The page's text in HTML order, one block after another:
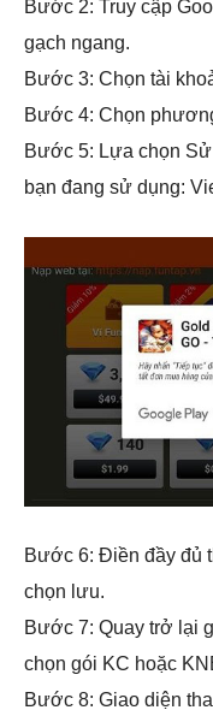
Bước 2: Truy cập
gạch ngang.
Bước 3: Chọn tài
Bước 4: Chọn
Bước 5: Lựa chọn
bạn đang sử dụng:
Bước 6: Điền đầy đủ
chọn lưu.
Bước 7: Quay trở lại
chọn gói KC hoặc
Bước 8: Giao diện